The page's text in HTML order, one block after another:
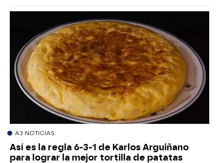
A3 NOTICIAS
Así es la regla 6-3-1 de Karlos Arguiñano
para lograr la mejor tortilla de patatas